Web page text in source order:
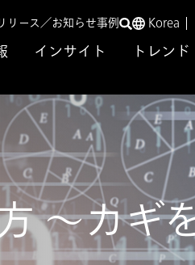
インサイト トレンド
リース／お知らせ事例 Korea
～カギ